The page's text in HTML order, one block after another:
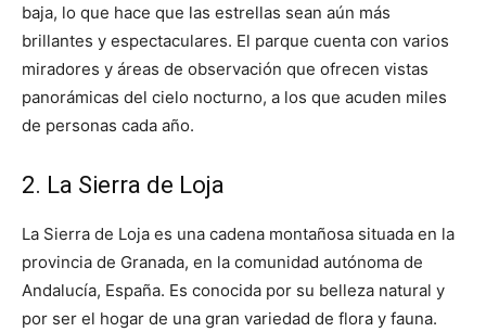
baja, lo que hace que las estrellas sean aún más
brillantes y espectaculares. El parque cuenta con varios
miradores y áreas de observación que ofrecen vistas
panorámicas del cielo nocturno, a los que acuden miles
de personas cada año.
2. La Sierra de Loja
La Sierra de Loja es una cadena montañosa situada en la
provincia de Granada, en la comunidad autónoma de
Andalucía, España. Es conocida por su belleza natural y
por ser el hogar de una gran variedad de flora y fauna.